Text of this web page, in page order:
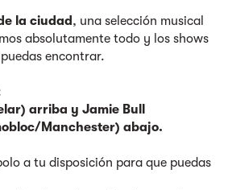
la ciudad , una selección musical
absolutamente todo y los shows
encontrar.
arriba y Jamie Bull
Manchester) abajo.
a tu disposición para que puedas